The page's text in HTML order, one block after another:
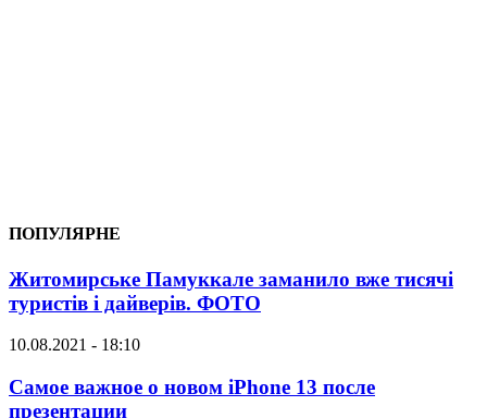
ПОПУЛЯРНЕ
Житомирське Памуккале заманило вже тисячі
туристів і дайверів. ФОТО
10.08.2021 - 18:10
Самое важное о новом iPhone 13 после
презентации